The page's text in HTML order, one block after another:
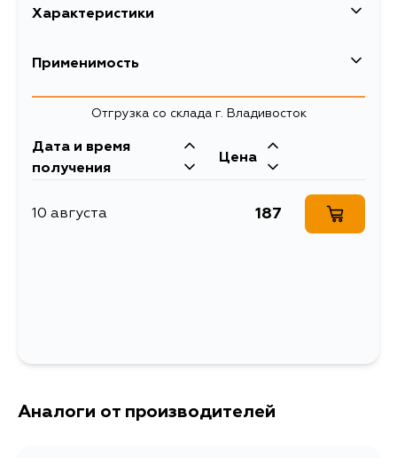
Характеристики
EAN-13
Длина упаковки, мм 43
Масса, кг 0.047
втулки стабилизатора
Применимость
Subaru
Кузов Двигатель
BL5, BL9, BLE, BP5, BPE, BP9
EJ253, EJ252,
EZ30, EJ255, EJ20,
EJ203, EJ30D,
Отгрузка со склада г. Владивосток
Дата и время
получения
Цена
10 августа 187
Аналоги от производителей